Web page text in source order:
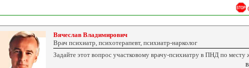
Вячеслав Владимирович
Врач психиатр, психотерапевт, психиатр-нарколог
Задайте этот вопрос участковому врачу-психиатру в ПНД по месту